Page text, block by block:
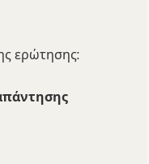
ερώτησης: